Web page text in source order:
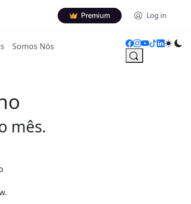
Premium Log in
Somos Nós
mês.